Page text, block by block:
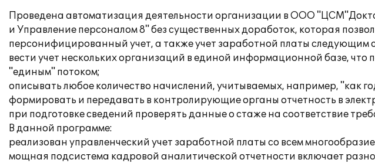
Проведена автоматизация деятельности организации в ООО
и Управление персоналом 8" без существенных доработок, которая
персонифицированный учет, а также учет заработной платы следующим
вести учет нескольких организаций в единой информационной базе, что
"единым" потоком;
описывать любое количество начислений, учитываемых, например, "как
формировать и передавать в контролирующие органы отчетность в
при подготовке сведений проверять данные о стаже на соответствие
В данной программе:
реализован управленческий учет заработной платы со всем
мощная подсистема кадровой аналитической отчетности включает